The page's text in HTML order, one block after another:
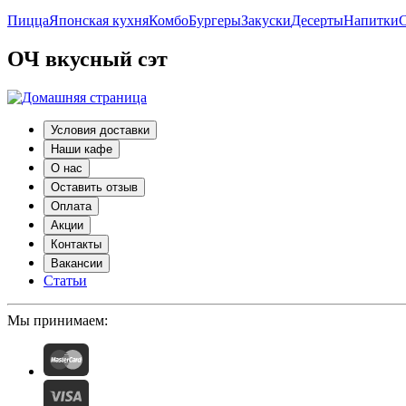
ПиццаЯпонская кухняКомбоБургерыЗакускиДесертыНапитки
ОЧ вкусный сэт
Условия доставки
Наши кафе
О нас
Оставить отзыв
Оплата
Акции
Контакты
Вакансии
Статьи
Мы принимаем: